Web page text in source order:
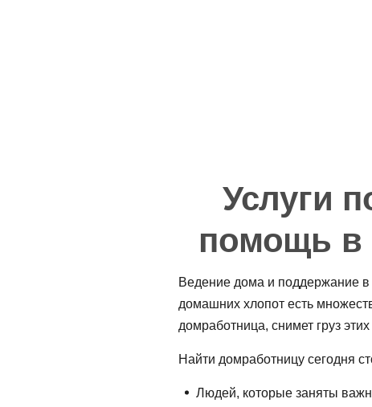
Услуги
помощь в
Ведение дома и поддержание в
домашних хлопот есть
домработница, снимет груз
Найти домработницу сегодня
Людей, которые заняты